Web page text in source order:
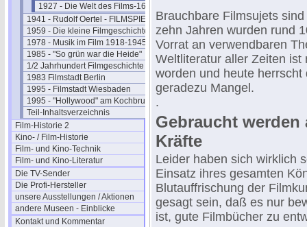
1927 - Die Welt des Films-16
1941 - Rudolf Oertel - FILMSPIEGEL
1959 - Die kleine Filmgeschichte
1978 - Musik im Film 1918-1945
1985 - "So grün war die Heide"
1/2 Jahrhundert Filmgeschichte
1983 Filmstadt Berlin
1995 - Filmstadt Wiesbaden
1995 - "Hollywood" am Kochbrunnen
Teil-Inhaltsverzeichnis
Film-Historie 2
Kino- / Film-Historie
Film- und Kino-Technik
Film- und Kino-Literatur
Die TV-Sender
Die Profi-Hersteller
unsere Ausstellungen / Aktionen
andere Museen - Einblicke
Kontakt und Kommentar
Brauchbare Filmsujets
zehn Jahren wurden rund
Vorrat an verwendbaren
Weltliteratur aller Zeiten
worden und heute
geradezu Mangel.
.
Gebraucht
Kräfte
Leider haben sich wirklich
Einsatz ihres gesamten
Blutauffrischung der
gesagt sein, daß es nur
ist, gute Filmbücher zu